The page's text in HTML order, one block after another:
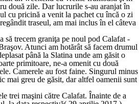
două zile. Dar lucrurile s-au aranjat în
cu pricină a venit la pachet cu încă o zi
traseul, am mai inclus în el câteva
să trecem graniţa pe noul pod Calafat -
Atunci am hotărât să facem drumul
până la Slatina unde am găsit o
primitoare, ne-a omenit cu două
Camerele au fost faine. Singurul minus
mai greu de găsit, dar altfel oamenii sunt
trei maşini către Calafat. Înainte de a